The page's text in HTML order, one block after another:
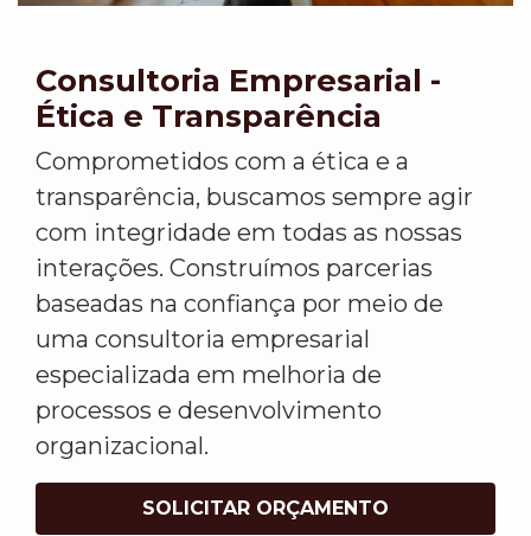
Consultoria Empresarial -
Ética e Transparência
Comprometidos com a ética e a
transparência, buscamos sempre agir
com integridade em todas as nossas
interações. Construímos parcerias
baseadas na confiança por meio de
uma consultoria empresarial
especializada em melhoria de
processos e desenvolvimento
organizacional.
SOLICITAR ORÇAMENTO